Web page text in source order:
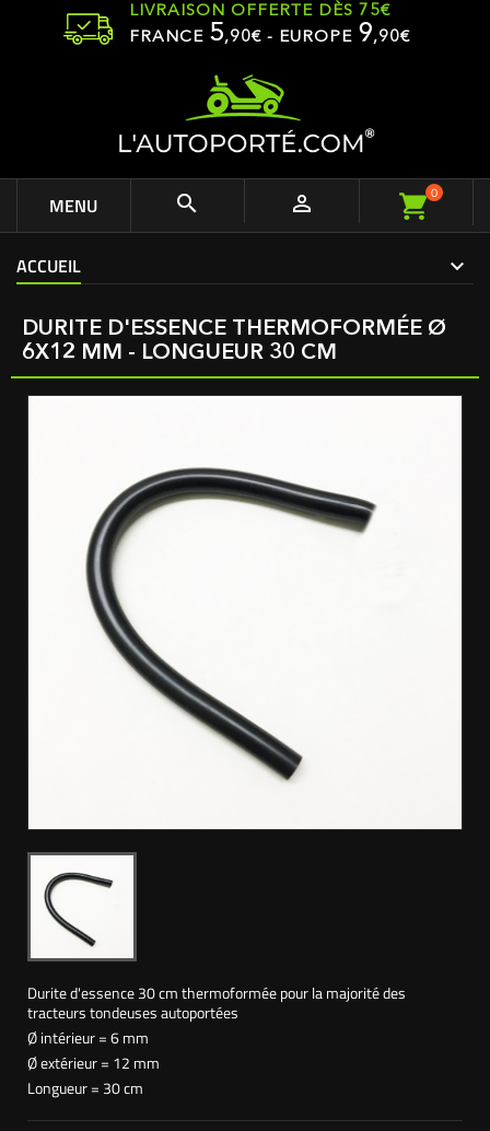
LIVRAISON OFFERTE DÈS 75€
FRANCE 5,90€ - EUROPE 9,90€
MENU   0
ACCUEIL
DURITE D'ESSENCE THERMOFORMÉE Ø
6X12 MM - LONGUEUR 30 CM
Durite d'essence 30 cm thermoformée pour la majorité des
tracteurs tondeuses autoportées
Ø intérieur = 6 mm
Ø extérieur = 12 mm
Longueur = 30 cm